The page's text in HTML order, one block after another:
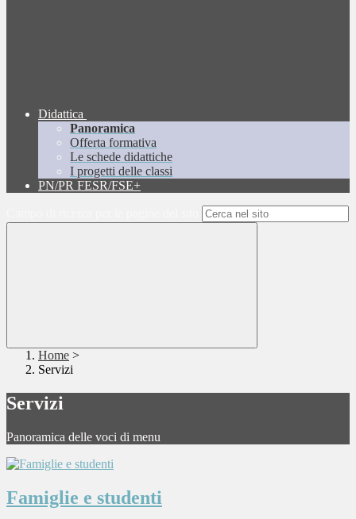
Didattica
Panoramica
Offerta formativa
Le schede didattiche
I progetti delle classi
PN/PR FESR/FSE+
Home >
Servizi
Servizi
Panoramica delle voci di menu
Famiglie e studenti